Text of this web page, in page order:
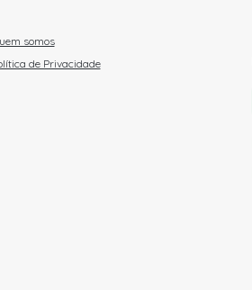
somos
de Privacidade